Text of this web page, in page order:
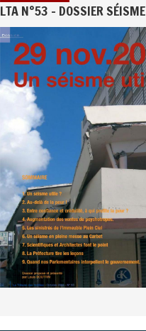
LTA N°53 - DOSSIER SÉISME